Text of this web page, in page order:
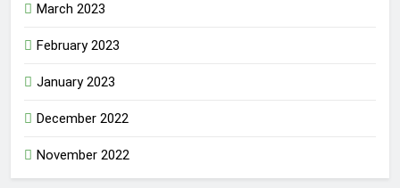
March 2023
February 2023
January 2023
December 2022
November 2022